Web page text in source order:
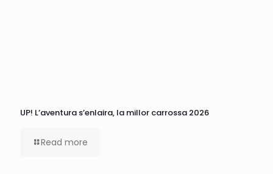
UP! L’aventura s’enlaira, la millor carrossa 2026
Read more